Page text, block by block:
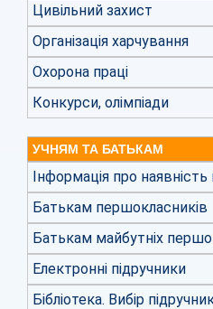
Цивільний захист
Організація харчування
Охорона праці
Конкурси, олімпіади
УЧНЯМ ТА БАТЬКАМ
Інформація про наявність
Батькам першокласників
Батькам майбутніх
Електронні підручники
Бібліотека. Вибір